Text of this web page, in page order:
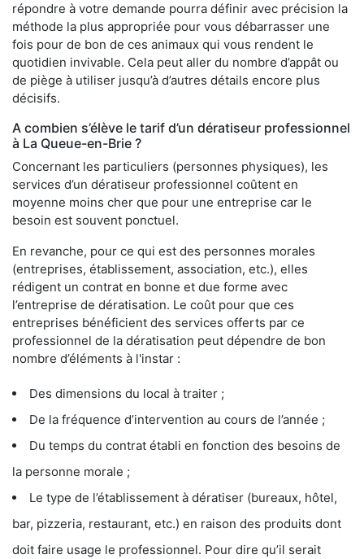
répondre à votre demande pourra définir avec précision la
méthode la plus appropriée pour vous débarrasser une
fois pour de bon de ces animaux qui vous rendent le
quotidien invivable. Cela peut aller du nombre d’appât ou
de piège à utiliser jusqu’à d’autres détails encore plus
décisifs.
A combien s’élève le tarif d’un dératiseur professionnel
à La Queue-en-Brie ?
Concernant les particuliers (personnes physiques), les
services d’un dératiseur professionnel coûtent en
moyenne moins cher que pour une entreprise car le
besoin est souvent ponctuel.
En revanche, pour ce qui est des personnes morales
(entreprises, établissement, association, etc.), elles
rédigent un contrat en bonne et due forme avec
l’entreprise de dératisation. Le coût pour que ces
entreprises bénéficient des services offerts par ce
professionnel de la dératisation peut dépendre de bon
nombre d’éléments à l'instar :
Des dimensions du local à traiter ;
De la fréquence d’intervention au cours de l’année ;
Du temps du contrat établi en fonction des besoins de
la personne morale ;
Le type de l’établissement à dératiser (bureaux, hôtel,
bar, pizzeria, restaurant, etc.) en raison des produits dont
doit faire usage le professionnel. Pour dire qu’il serait